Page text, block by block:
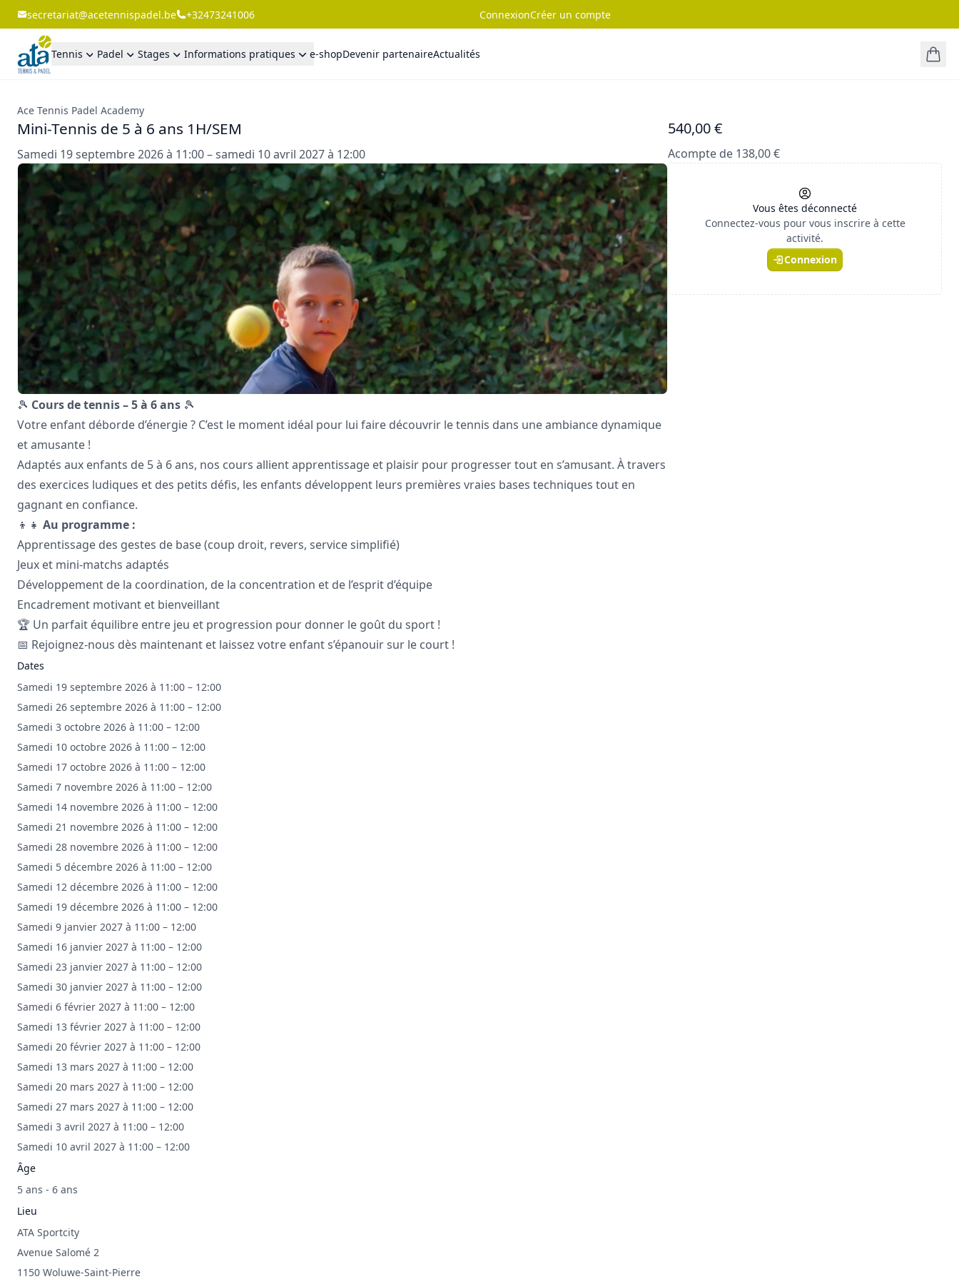
secretariat@acetennispadel.be +32473241006 ConnexionCréer un compte
Tennis Padel Stages Informations pratiques e-shopDevenir partenaireActualités
Ace Tennis Padel Academy
Mini-Tennis de 5 à 6 ans 1H/SEM
Samedi 19 septembre 2026 à 11:00 – samedi 10 avril 2027 à 12:00
540,00 €
Acompte de 138,00 €
🎾 Cours de tennis – 5 à 6 ans 🎾
Votre enfant déborde d’énergie ? C’est le moment idéal pour lui faire découvrir le tennis dans une ambiance dynamique
et amusante !
Adaptés aux enfants de 5 à 6 ans, nos cours allient apprentissage et plaisir pour progresser tout en s’amusant. À travers
des exercices ludiques et des petits défis, les enfants développent leurs premières vraies bases techniques tout en
gagnant en confiance.
👦👧 Au programme :
Apprentissage des gestes de base (coup droit, revers, service simplifié)
Jeux et mini-matchs adaptés
Développement de la coordination, de la concentration et de l’esprit d’équipe
Encadrement motivant et bienveillant
🏆 Un parfait équilibre entre jeu et progression pour donner le goût du sport !
📅 Rejoignez-nous dès maintenant et laissez votre enfant s’épanouir sur le court !
Dates
Samedi 19 septembre 2026 à 11:00 – 12:00
Samedi 26 septembre 2026 à 11:00 – 12:00
Samedi 3 octobre 2026 à 11:00 – 12:00
Samedi 10 octobre 2026 à 11:00 – 12:00
Samedi 17 octobre 2026 à 11:00 – 12:00
Samedi 7 novembre 2026 à 11:00 – 12:00
Samedi 14 novembre 2026 à 11:00 – 12:00
Samedi 21 novembre 2026 à 11:00 – 12:00
Samedi 28 novembre 2026 à 11:00 – 12:00
Samedi 5 décembre 2026 à 11:00 – 12:00
Samedi 12 décembre 2026 à 11:00 – 12:00
Samedi 19 décembre 2026 à 11:00 – 12:00
Samedi 9 janvier 2027 à 11:00 – 12:00
Samedi 16 janvier 2027 à 11:00 – 12:00
Samedi 23 janvier 2027 à 11:00 – 12:00
Samedi 30 janvier 2027 à 11:00 – 12:00
Samedi 6 février 2027 à 11:00 – 12:00
Samedi 13 février 2027 à 11:00 – 12:00
Samedi 20 février 2027 à 11:00 – 12:00
Samedi 13 mars 2027 à 11:00 – 12:00
Samedi 20 mars 2027 à 11:00 – 12:00
Samedi 27 mars 2027 à 11:00 – 12:00
Samedi 3 avril 2027 à 11:00 – 12:00
Samedi 10 avril 2027 à 11:00 – 12:00
Âge
5 ans - 6 ans
Lieu
ATA Sportcity
Avenue Salomé 2
1150 Woluwe-Saint-Pierre
Vous êtes déconnecté
Connectez-vous pour vous inscrire à cette
activité.
Connexion